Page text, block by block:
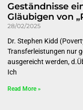
Geständnisse
Gläubigen von
28/02/2025
Dr. Stephen Kidd
Transferleistungen nur
ausgereicht werden,
Ich
Read More »